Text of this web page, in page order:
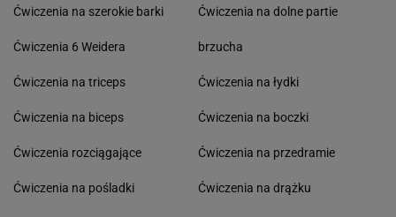
Ćwiczenia na szerokie barki
Ćwiczenia 6 Weidera
Ćwiczenia na triceps
Ćwiczenia na biceps
Ćwiczenia rozciągające
Ćwiczenia na pośladki
Ćwiczenia na dolne partie
brzucha
Ćwiczenia na łydki
Ćwiczenia na boczki
Ćwiczenia na przedramie
Ćwiczenia na drążku